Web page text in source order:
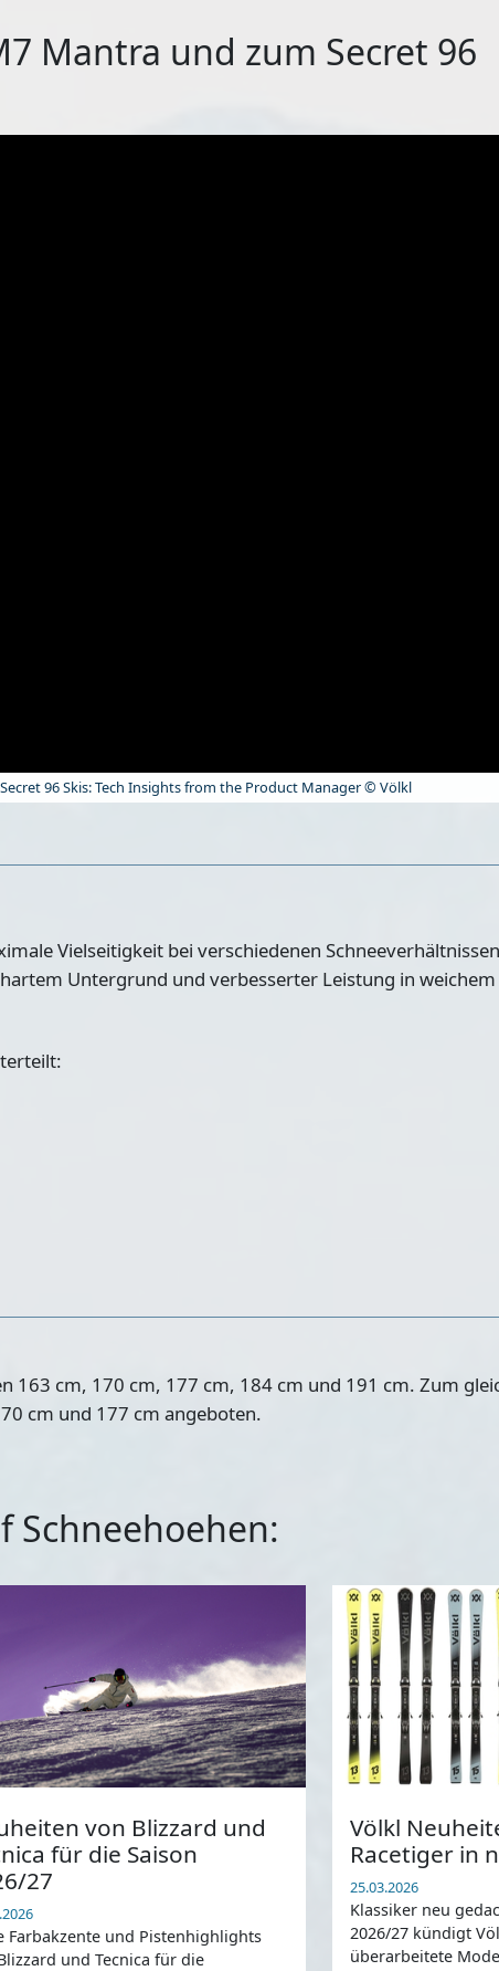
Mantra und zum Secret 96
96 Skis: Tech Insights from the Product Manager © Völkl
Vielseitigkeit bei verschiedenen
Untergrund und verbesserter Leistung in weichem
163 cm, 170 cm, 177 cm, 184 cm und 191 cm. Zum
cm und 177 cm angeboten.
Schneehoehen:
von Blizzard und
für die Saison
27
Farbakzente und Pistenhighlights
und Tecnica für die
Völkl
Racetiger in
25.03.2026
Klassiker neu
2026/27 kündigt
überarbeitete